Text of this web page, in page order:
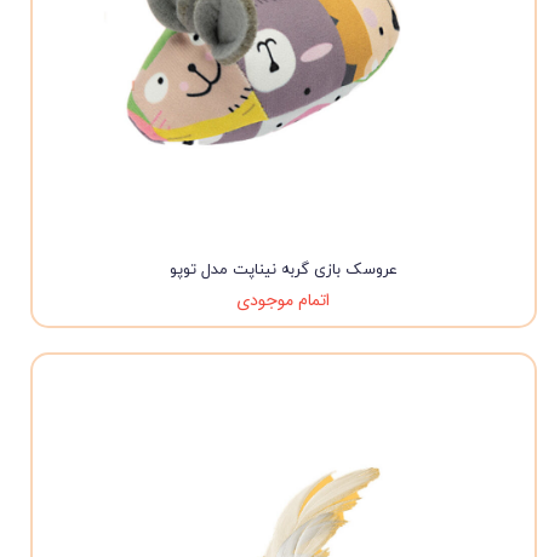
عروسک بازی گربه نیناپت مدل توپو
اتمام موجودی